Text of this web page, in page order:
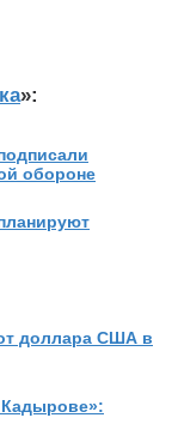
»:
обороне
доллара США в